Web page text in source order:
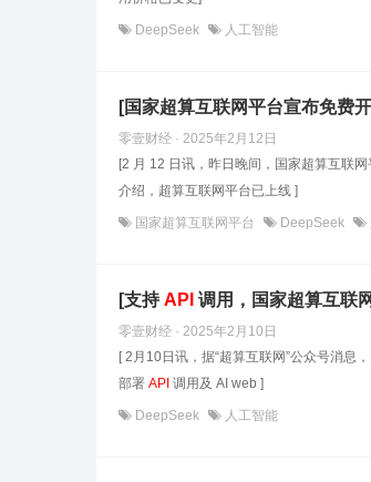
DeepSeek 人工智能
[国家超算互联网平台宣布免费
零壹财经 · 2025年2月12日
[2 月 12 日讯，昨日晚间，国家超算互联
介绍，超算互联网平台已上线 ]
国家超算互联网平台 DeepSeek
[支持API 调用，国家超算互联
零壹财经 · 2025年2月10日
[ 2月10日讯，据“超算互联网”公众号消息
部署 API 调用及 AI web ]
DeepSeek 人工智能